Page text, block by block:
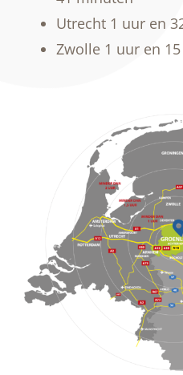
Utrecht 1 uur en
Zwolle 1 uur en